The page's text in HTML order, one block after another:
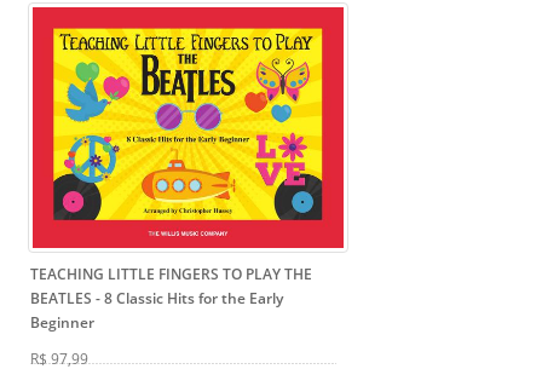
TEACHING LITTLE FINGERS TO PLAY THE
BEATLES - 8 Classic Hits for the Early
Beginner
R$ 97,99